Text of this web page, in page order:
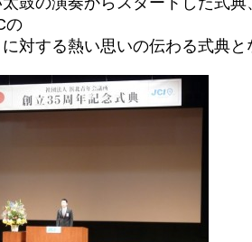
の
に対する熱い思いの伝わる式典